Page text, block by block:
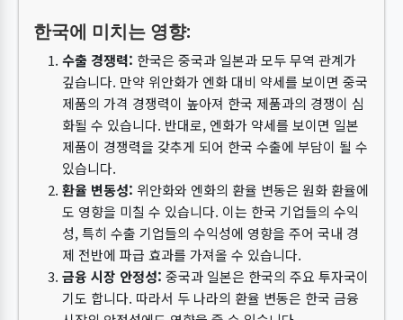
한국에 미치는 영향:
수출 경쟁력: 한국은 중국과 일본과 모두 무역 관계가
깊습니다. 만약 위안화가 엔화 대비 약세를 보이면 중국
제품의 가격 경쟁력이 높아져 한국 제품과의 경쟁이 심
화될 수 있습니다. 반대로, 엔화가 약세를 보이면 일본
제품이 경쟁력을 갖추게 되어 한국 수출에 부담이 될 수
있습니다.
환율 변동성: 위안화와 엔화의 환율 변동은 원화 환율에
도 영향을 미칠 수 있습니다. 이는 한국 기업들의 수익
성, 특히 수출 기업들의 수익성에 영향을 주어 국내 경
제 전반에 파급 효과를 가져올 수 있습니다.
금융 시장 안정성: 중국과 일본은 한국의 주요 투자국이
기도 합니다. 따라서 두 나라의 환율 변동은 한국 금융